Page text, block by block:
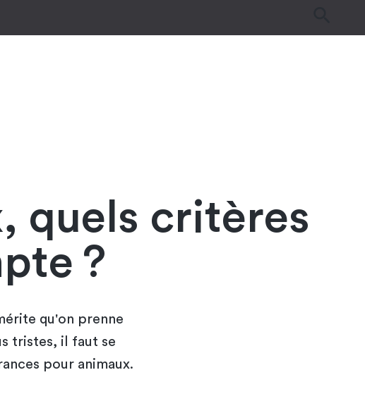
pièces
quels critères
?
qu'on prenne
tristes, il faut se
pour animaux.